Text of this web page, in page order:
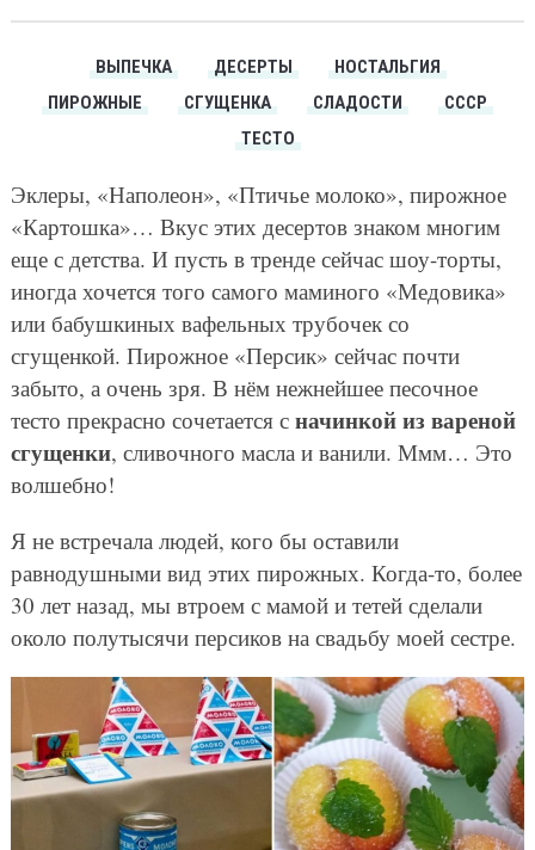
ВЫПЕЧКА ДЕСЕРТЫ
НОСТАЛЬГИЯ
ПИРОЖНЫЕ
СГУЩЕНКА СЛАДОСТИ
СССР
ТЕСТО
Эклеры, «Наполеон», «Птичье молоко», пирожное
«Картошка»… Вкус этих десертов знаком многим
еще с детства. И пусть в тренде сейчас шоу-торты,
иногда хочется того самого маминого «Медовика»
или бабушкиных вафельных трубочек со
сгущенкой. Пирожное «Персик» сейчас почти
забыто, а очень зря. В нём нежнейшее песочное
тесто прекрасно сочетается с начинкой из вареной
сгущенки, сливочного масла и ванили. Ммм… Это
волшебно!
Я не встречала людей, кого бы оставили
равнодушными вид этих пирожных. Когда-то, более
30 лет назад, мы втроем с мамой и тетей сделали
около полутысячи персиков на свадьбу моей сестре.